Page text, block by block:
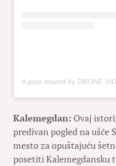
Kalemegdan: Ovaj
predivan pogled na ušće
mesto za opuštajuću
posetiti Kalemegdansku